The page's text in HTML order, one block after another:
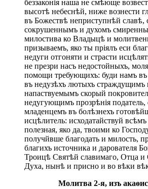
беззаконія наша не смѣюще
высотѣ небеснѣй, ниже вознести
въ Божествѣ неприступнѣй славѣ,
сокрушеннымъ и духомъ
милостива ко Владыцѣ и
призываемъ, яко ты пріялъ еси
недуги отгоняти и страсти
не презри насъ недостойныхъ,
помощи требующихъ: буди намъ въ
въ недузѣхъ лютыхъ страждущимъ
напаствуемымъ скорый
недугующимъ прозрѣнія
младенцемъ въ болѣзнехъ
исцѣлитель: исходатайствуй
полезная, яко да, твоими ко
получйвше благодать и милость,
благихъ источника и дарователя
Троицѣ Святѣй славимаго, Отца
Духа, нынѣ и присно и во вѣки
Молитва 2-я, изъ